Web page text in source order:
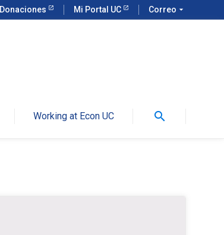
Donaciones Mi Portal UC Correo arrow_drop_down
Working at Econ UC search